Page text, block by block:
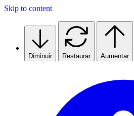
Skip to content
Diminuir Restaurar Aumentar